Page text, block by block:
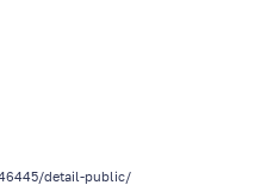
detail-public/